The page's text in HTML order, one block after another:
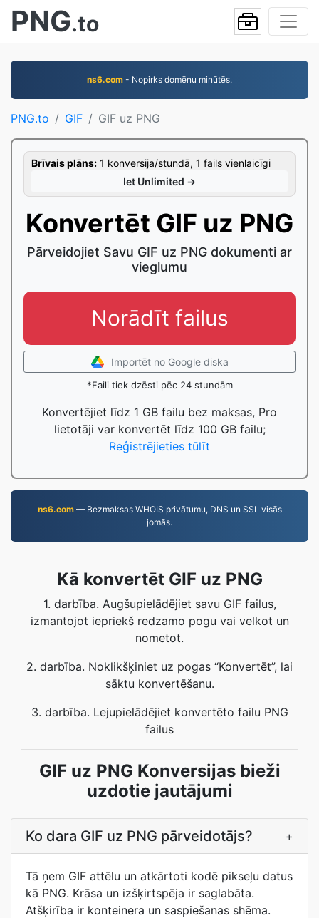
PNG.to
ns6.com - Nopirks domēnu minūtēs.
PNG.to GIF GIF uz PNG
Brīvais plāns: 1 konversija/stundā, 1 fails vienlaicīgi
Iet Unlimited →
Konvertēt GIF uz PNG
Pārveidojiet Savu GIF uz PNG dokumenti ar
vieglumu
Norādīt failus
Importēt no Google diska
*Faili tiek dzēsti pēc 24 stundām
Konvertējiet līdz 1 GB failu bez maksas, Pro
lietotāji var konvertēt līdz 100 GB failu;
Reģistrējieties tūlīt
ns6.com— Bezmaksas WHOIS privātumu, DNS un SSL visās
jomās.
Kā konvertēt GIF uz PNG
1. darbība. Augšupielādējiet savu GIF failus,
izmantojot iepriekš redzamo pogu vai velkot un
nometot.
2. darbība. Noklikšķiniet uz pogas “Konvertēt”, lai
sāktu konvertēšanu.
3. darbība. Lejupielādējiet konvertēto failu PNG
failus
GIF uz PNG Konversijas bieži
uzdotie jautājumi
Ko dara GIF uz PNG pārveidotājs? +
Tā ņem GIF attēlu un atkārtoti kodē pikseļu datus
kā PNG. Krāsa un izšķirtspēja ir saglabāta.
Atšķirība ir konteinera un saspiešanas shēma.